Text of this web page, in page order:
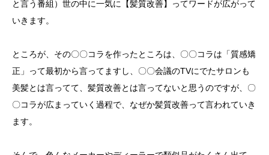
と言う番組）世の中に一気に【髪質改善】ってワードが広がって
いきます。
ところが、その〇〇コラを作ったところは、〇〇コラは「質感矯
正」って最初から言ってますし、〇〇会議のTVにでたサロンも
美髪とは言ってて、髪質改善とは言ってないと思うのですが、〇
〇コラが広まっていく過程で、なぜか髪質改善って言われていき
ます。